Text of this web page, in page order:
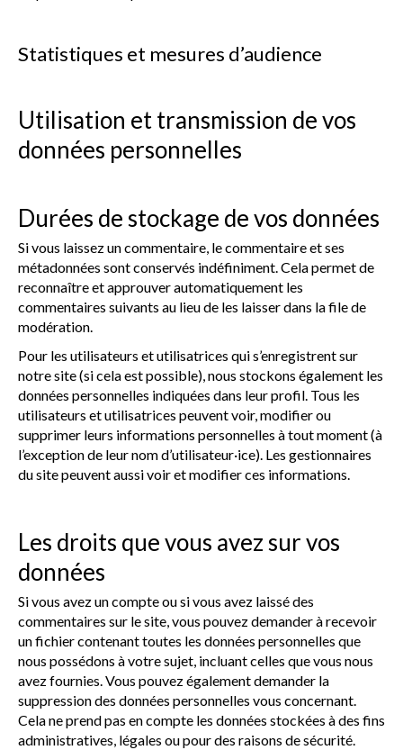
Statistiques et mesures d’audience
Utilisation et transmission de vos
données personnelles
Durées de stockage de vos données
Si vous laissez un commentaire, le commentaire et ses
métadonnées sont conservés indéfiniment. Cela permet de
reconnaître et approuver automatiquement les
commentaires suivants au lieu de les laisser dans la file de
modération.
Pour les utilisateurs et utilisatrices qui s’enregistrent sur
notre site (si cela est possible), nous stockons également les
données personnelles indiquées dans leur profil. Tous les
utilisateurs et utilisatrices peuvent voir, modifier ou
supprimer leurs informations personnelles à tout moment (à
l’exception de leur nom d’utilisateur·ice). Les gestionnaires
du site peuvent aussi voir et modifier ces informations.
Les droits que vous avez sur vos
données
Si vous avez un compte ou si vous avez laissé des
commentaires sur le site, vous pouvez demander à recevoir
un fichier contenant toutes les données personnelles que
nous possédons à votre sujet, incluant celles que vous nous
avez fournies. Vous pouvez également demander la
suppression des données personnelles vous concernant.
Cela ne prend pas en compte les données stockées à des fins
administratives, légales ou pour des raisons de sécurité.